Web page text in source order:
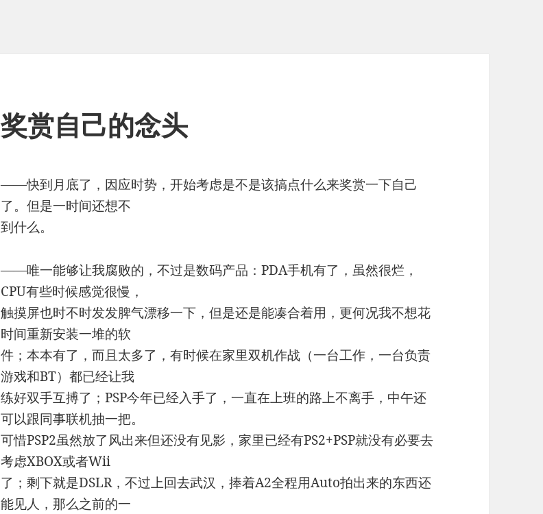
奖赏自己的念头
——快到月底了，因应时势，开始考虑是不是该搞点什么来奖赏一下自己
了。但是一时间还想不
到什么。
——唯一能够让我腐败的，不过是数码产品：PDA手机有了，虽然很烂，
CPU有些时候感觉很慢，
触摸屏也时不时发发脾气漂移一下，但是还是能凑合着用，更何况我不想花
时间重新安装一堆的软
件；本本有了，而且太多了，有时候在家里双机作战（一台工作，一台负责
游戏和BT）都已经让我
练好双手互搏了；PSP今年已经入手了，一直在上班的路上不离手，中午还
可以跟同事联机抽一把。
可惜PSP2虽然放了风出来但还没有见影，家里已经有PS2+PSP就没有必要去
考虑XBOX或者Wii
了；剩下就是DSLR，不过上回去武汉，捧着A2全程用Auto拍出来的东西还
能见人，那么之前的一